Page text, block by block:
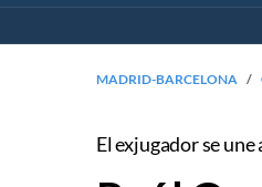
MADRID-BARCELONA
El exjugador se